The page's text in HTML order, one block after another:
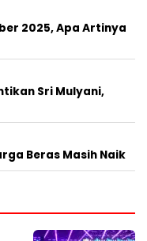
2025, Apa Artinya
Sri Mulyani,
Beras Masih Naik